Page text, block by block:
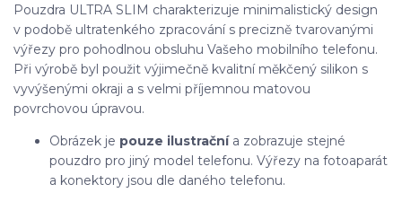
Pouzdra ULTRA SLIM charakterizuje minimalistický design
v podobě ultratenkého zpracování s precizně tvarovanými
výřezy pro pohodlnou obsluhu Vašeho mobilního telefonu.
Při výrobě byl použit výjimečně kvalitní měkčený silikon s
vyvýšenými okraji a s velmi příjemnou matovou
povrchovou úpravou.
Obrázek je pouze ilustrační a zobrazuje stejné
pouzdro pro jiný model telefonu. Výřezy na fotoaparát
a konektory jsou dle daného telefonu.